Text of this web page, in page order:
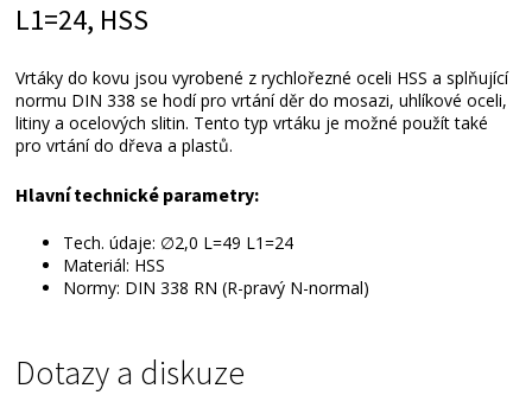
L1=24, HSS
Vrtáky do kovu jsou vyrobené z rychlořezné oceli HSS a splňující
normu DIN 338 se hodí pro vrtání děr do mosazi, uhlíkové oceli,
litiny a ocelových slitin. Tento typ vrtáku je možné použít také
pro vrtání do dřeva a plastů.
Hlavní technické parametry:
Tech. údaje: ∅2,0 L=49 L1=24
Materiál: HSS
Normy: DIN 338 RN (R-pravý N-normal)
Dotazy a diskuze